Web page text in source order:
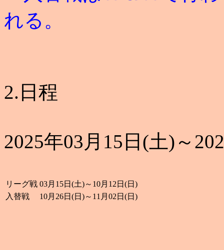
れる。
2.日程
2025年03月15日(土)～
リーグ戦 03月15日(土)～10月12日(日)
入替戦
10月26日(日)～11月02日(日)